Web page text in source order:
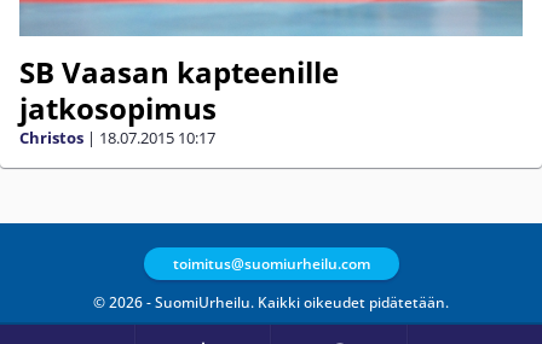
SB Vaasan kapteenille
jatkosopimus
Christos | 18.07.2015 10:17
© 2026 - SuomiUrheilu. Kaikki oikeudet pidätetään.
toimitus@suomiurheilu.com